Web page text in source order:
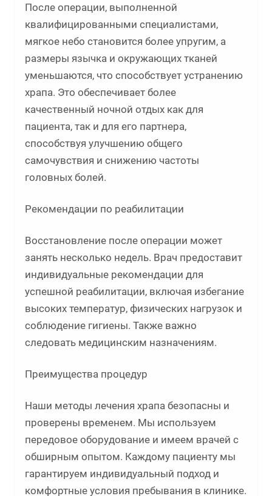
После операции, выполненной
квалифицированными специалистами,
мягкое небо становится более упругим, а
размеры язычка и окружающих тканей
уменьшаются, что способствует устранению
храпа. Это обеспечивает более
качественный ночной отдых как для
пациента, так и для его партнера,
способствуя улучшению общего
самочувствия и снижению частоты
головных болей.
Рекомендации по реабилитации
Восстановление после операции может
занять несколько недель. Врач предоставит
индивидуальные рекомендации для
успешной реабилитации, включая избегание
высоких температур, физических нагрузок и
соблюдение гигиены. Также важно
следовать медицинским назначениям.
Преимущества процедур
Наши методы лечения храпа безопасны и
проверены временем. Мы используем
передовое оборудование и имеем врачей с
обширным опытом. Каждому пациенту мы
гарантируем индивидуальный подход и
комфортные условия пребывания в клинике.